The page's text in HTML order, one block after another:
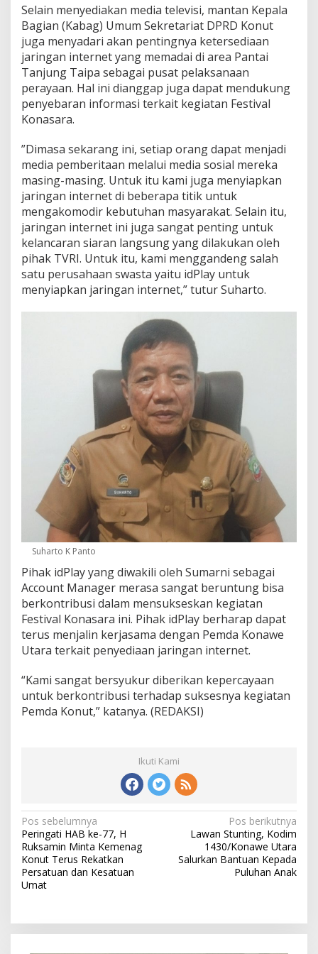
Selain menyediakan media televisi, mantan Kepala
Bagian (Kabag) Umum Sekretariat DPRD Konut
juga menyadari akan pentingnya ketersediaan
jaringan internet yang memadai di area Pantai
Tanjung Taipa sebagai pusat pelaksanaan
perayaan. Hal ini dianggap juga dapat mendukung
penyebaran informasi terkait kegiatan Festival
Konasara.
”Dimasa sekarang ini, setiap orang dapat menjadi
media pemberitaan melalui media sosial mereka
masing-masing. Untuk itu kami juga menyiapkan
jaringan internet di beberapa titik untuk
mengakomodir kebutuhan masyarakat. Selain itu,
jaringan internet ini juga sangat penting untuk
kelancaran siaran langsung yang dilakukan oleh
pihak TVRI. Untuk itu, kami menggandeng salah
satu perusahaan swasta yaitu idPlay untuk
menyiapkan jaringan internet,” tutur Suharto.
Suharto K Panto
Pihak idPlay yang diwakili oleh Sumarni sebagai
Account Manager merasa sangat beruntung bisa
berkontribusi dalam mensukseskan kegiatan
Festival Konasara ini. Pihak idPlay berharap dapat
terus menjalin kerjasama dengan Pemda Konawe
Utara terkait penyediaan jaringan internet.
“Kami sangat bersyukur diberikan kepercayaan
untuk berkontribusi terhadap suksesnya kegiatan
Pemda Konut,” katanya. (REDAKSI)
Ikuti Kami
N
a
v
i
a
Pos sebelumnya
Peringati HAB ke-77, H
Ruksamin Minta Kemenag
Konut Terus Rekatkan
Persatuan dan Kesatuan
Umat
Pos berikutnya
Lawan Stunting, Kodim
1430/Konawe Utara
Salurkan Bantuan Kepada
Puluhan Anak